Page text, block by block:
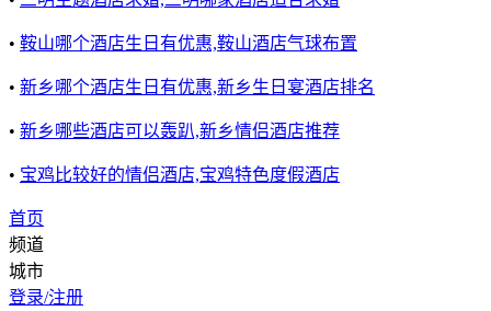
• 鞍山哪个酒店生日有优惠,鞍山酒店气球布置
• 新乡哪个酒店生日有优惠,新乡生日宴酒店排名
• 新乡哪些酒店可以轰趴,新乡情侣酒店推荐
• 宝鸡比较好的情侣酒店,宝鸡特色度假酒店
首页
频道
城市
登录/注册